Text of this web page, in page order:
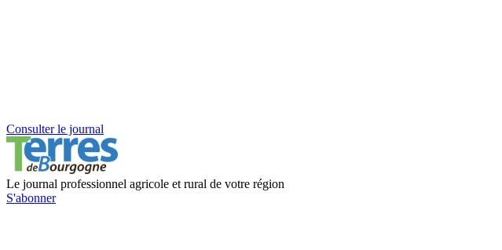
Consulter le journal
Le journal professionnel agricole et rural de votre région
S'abonner